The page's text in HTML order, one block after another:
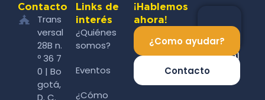
Contacto
Trans
versal
28B n.
º 36 7
0 | Bo
gotá,
D. C.
Links de
interés
¿Quiénes
somos?
Eventos
¿Cómo
¡Hablemos
ahora!
¿Como ayudar?
Contacto